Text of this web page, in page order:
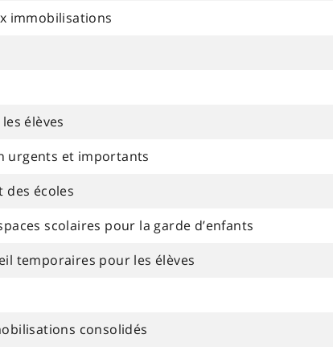
immobilisations
élèves
urgents et importants
des écoles
scolaires pour la garde d’enfants
temporaires pour les élèves
consolidés